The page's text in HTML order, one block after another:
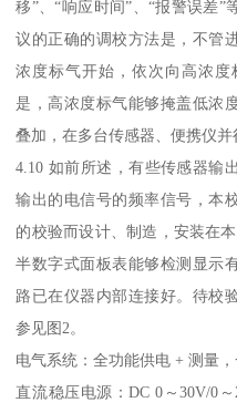
移”、“响应时间”、“报警误差
议的正确的调校方法是，不管
浓度标气开始，依次向高浓
是，高浓度标气能够掩盖低浓
叠加，在多台传感器、便携仪并
4.10 如前所述，有些传感器输
输出的电信号的频率信号，本
的校验而设计、制造，安装在
半数字式面板表能够检测显示
路已在仪器内部连接好。待校
参见图2。
电气系统：全功能供电 + 测量
直流稳压电源：DC 0～30V/0